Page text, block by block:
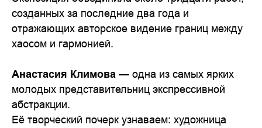
созданных за последние два года и
отражающих авторское видение границ между
хаосом и гармонией.
Анастасия Климова — одна из самых ярких
молодых представительниц экспрессивной
абстракции.
Её творческий почерк узнаваем: художница